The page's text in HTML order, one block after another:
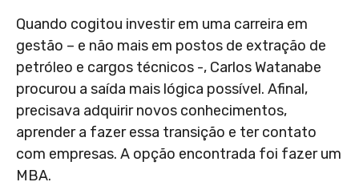
Quando cogitou investir em uma carreira em
gestão – e não mais em postos de extração de
petróleo e cargos técnicos -, Carlos Watanabe
procurou a saída mais lógica possível. Afinal,
precisava adquirir novos conhecimentos,
aprender a fazer essa transição e ter contato
com empresas. A opção encontrada foi fazer um
MBA.